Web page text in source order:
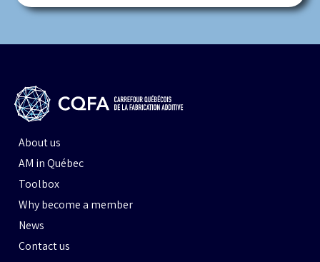
About us
AM in Québec
Toolbox
Why become a member
News
Contact us